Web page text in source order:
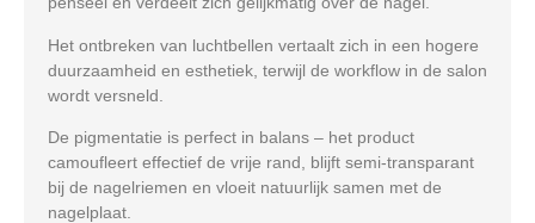
Het ontbreken van luchtbellen vertaalt zich in een hogere
duurzaamheid en esthetiek, terwijl de workflow in de salon
wordt versneld.
De pigmentatie is perfect in balans – het product
camoufleert effectief de vrije rand, blijft semi-transparant
bij de nagelriemen en vloeit natuurlijk samen met de
nagelplaat.